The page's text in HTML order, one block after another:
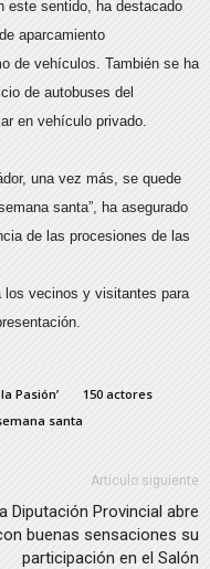
este sentido, ha destacado
aparcamiento
de vehículos. También se ha
de autobuses del
en vehículo privado.
una vez más, se quede
santa”, ha asegurado
de las procesiones de las
los vecinos y visitantes para
Pasión’
150 actores
santa
Artículo siguiente
Diputación Provincial abre
buenas sensaciones su
participación en el Salón